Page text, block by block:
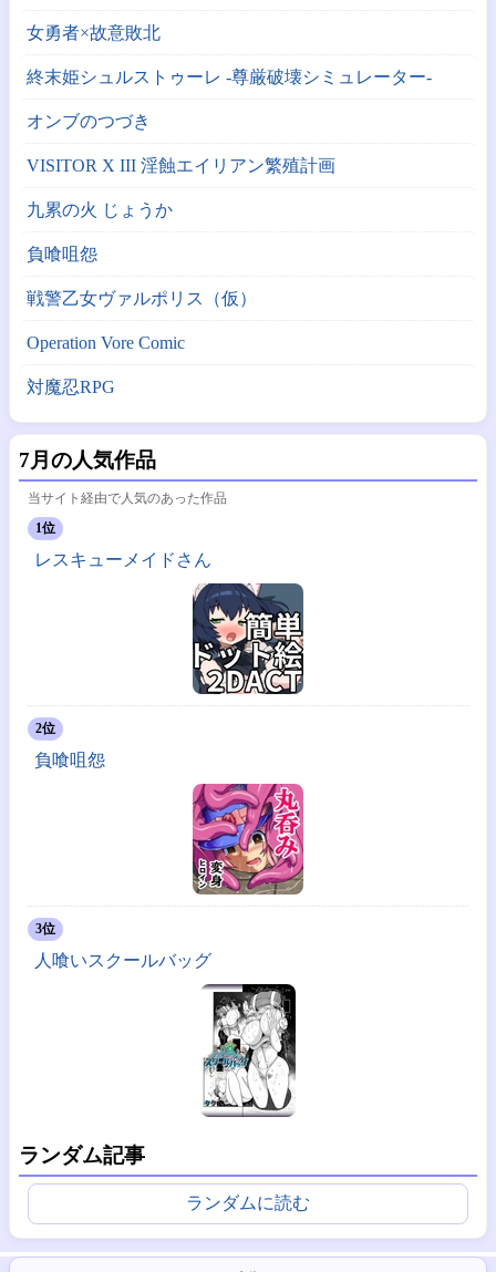
女勇者×故意敗北
終末姫シュルストゥーレ -尊厳破壊シミュレーター-
オンブのつづき
VISITOR X III 淫蝕エイリアン繁殖計画
九累の火 じょうか
負喰咀怨
戦警乙女ヴァルポリス（仮）
Operation Vore Comic
対魔忍RPG
7月の人気作品
当サイト経由で人気のあった作品
1位
レスキューメイドさん
2位
負喰咀怨
3位
人喰いスクールバッグ
ランダム記事
ランダムに読む